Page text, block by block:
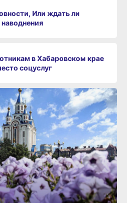
Или ждать ли
в Хабаровском крае
соцуслуг